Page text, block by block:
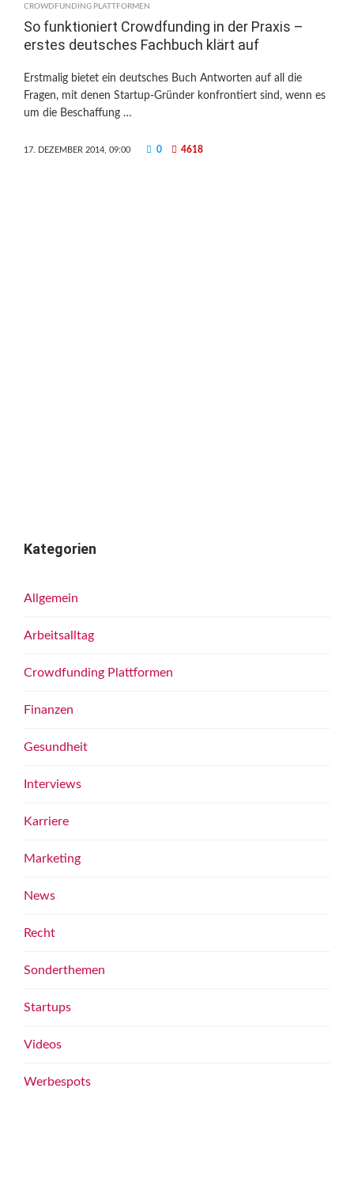
CROWDFUNDING PLATTFORMEN
So funktioniert Crowdfunding in der Praxis –
erstes deutsches Fachbuch klärt auf
Erstmalig bietet ein deutsches Buch Antworten auf all die
Fragen, mit denen Startup-Gründer konfrontiert sind, wenn es
um die Beschaffung …
17. DEZEMBER 2014, 09:00 0 4618
Kategorien
Allgemein
Arbeitsalltag
Crowdfunding Plattformen
Finanzen
Gesundheit
Interviews
Karriere
Marketing
News
Recht
Sonderthemen
Startups
Videos
Werbespots